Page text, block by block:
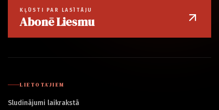
KĻŪSTI PAR LASĪTĀJU
Abonē Liesmu
LIETOTĀJIEM
Sludinājumi laikrakstā